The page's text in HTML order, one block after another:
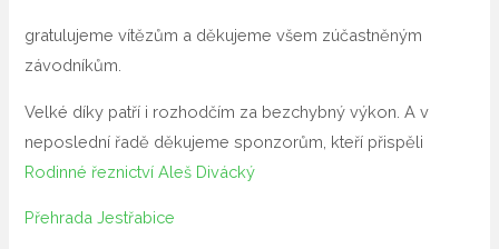
gratulujeme vítězům a děkujeme všem zúčastněným
závodníkům.
Velké díky patří i rozhodčím za bezchybný výkon. A v
neposlední řadě děkujeme sponzorům, kteří přispěli
Rodinné řeznictví Aleš Divácký
Přehrada Jestřabice